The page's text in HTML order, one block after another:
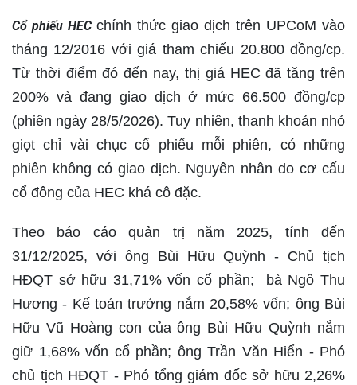
Cổ phiếu HEC chính thức giao dịch trên UPCoM vào
tháng 12/2016 với giá tham chiếu 20.800 đồng/cp.
Từ thời điểm đó đến nay, thị giá HEC đã tăng trên
200% và đang giao dịch ở mức 66.500 đồng/cp
(phiên ngày 28/5/2026). Tuy nhiên, thanh khoản nhỏ
giọt chỉ vài chục cổ phiếu mỗi phiên, có những
phiên không có giao dịch. Nguyên nhân do cơ cấu
cổ đông của HEC khá cô đặc.
Theo báo cáo quản trị năm 2025, tính đến
31/12/2025, với ông Bùi Hữu Quỳnh - Chủ tịch
HĐQT sở hữu 31,71% vốn cổ phần; bà Ngô Thu
Hương - Kế toán trưởng nắm 20,58% vốn; ông Bùi
Hữu Vũ Hoàng con của ông Bùi Hữu Quỳnh nắm
giữ 1,68% vốn cổ phần; ông Trần Văn Hiển - Phó
chủ tịch HĐQT - Phó tổng giám đốc sở hữu 2,26%